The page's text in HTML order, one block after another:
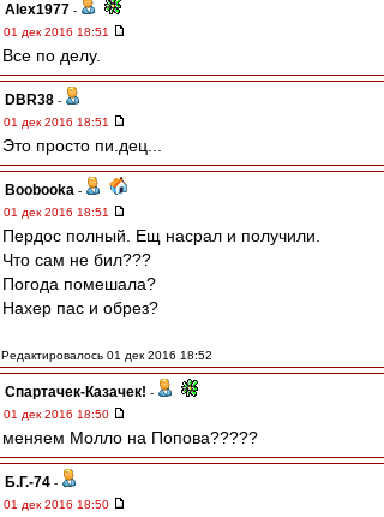
Alex1977 -
01 дек 2016 18:51
Все по делу.
DBR38 -
01 дек 2016 18:51
Это просто пи.дец...
Boobooka -
01 дек 2016 18:51
Пердос полный. Ещ насрал и получили.
Что сам не бил???
Погода помешала?
Нахер пас и обрез?
Редактировалось 01 дек 2016 18:52
Спартачек-Казачек! -
01 дек 2016 18:50
меняем Молло на Попова?????
Б.Г.-74 -
01 дек 2016 18:50